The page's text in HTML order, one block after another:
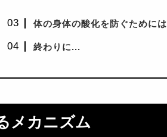
体の身体の酸化を防ぐためには
終わりに...
メカニズム